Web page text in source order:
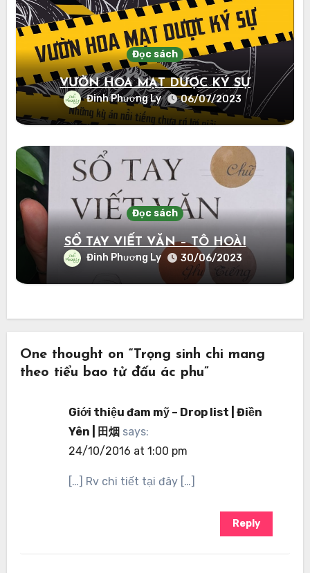
Đọc sách
VƯỜN HOA MẠT DƯỢC KÝ SỰ
Đinh Phương Ly 06/07/2023
Đọc sách
SỔ TAY VIẾT VĂN – TÔ HOÀI
Đinh Phương Ly 30/06/2023
One thought on “Trọng sinh chi mang
theo tiểu bao tử đấu ác phu”
Giới thiệu đam mỹ – Drop list | Điền
Yên | 田烟 says:
24/10/2016 at 1:00 pm
[…] Rv chi tiết tại đây […]
Reply